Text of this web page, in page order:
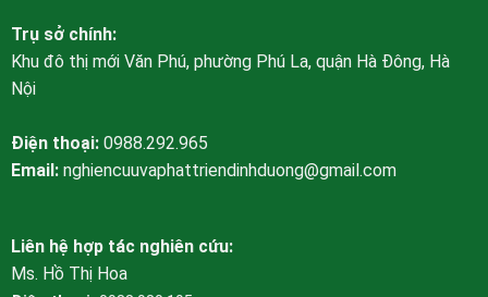
Trụ sở chính:
Khu đô thị mới Văn Phú, phường Phú La, quận Hà Đông, Hà
Nội
Điện thoại: 0988.292.965
Email: nghiencuuvaphattriendinhduong@gmail.com
Liên hệ hợp tác nghiên cứu:
Ms. Hồ Thị Hoa